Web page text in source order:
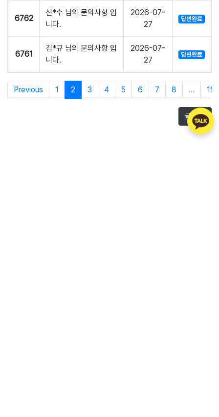
6762
신*수 님의 문의사항 입
니다.
2026-07-
27
답변완료
6761
김*규 님의 문의사항 입
니다.
2026-07-
27
답변완료
Previous 1 2 3 4 5 6 7 8 ... 151
글쓰기